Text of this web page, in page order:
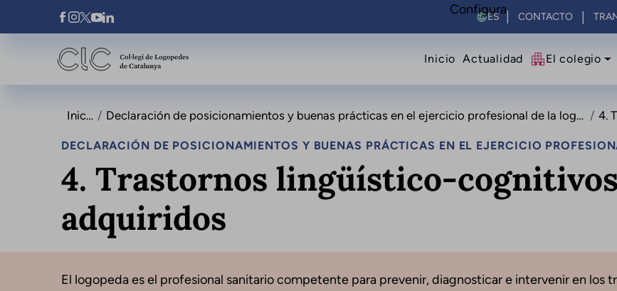
Pasar al contenido principal
Xarxes Socials Select your language
CONTACTO
Navegació
Inicio Actualidad El colegio
Inicio Declaración de posicionamientos y buenas prácticas en el ejercicio profesional de la logopedia 4.
DECLARACIÓN DE POSICIONAMIENTOS Y BUENAS PRÁCTICAS EN EL EJERCICIO
4. Trastornos lingüístico-cognitivos
adquiridos
El logopeda es el profesional sanitario competente para prevenir, diagnosticar e intervenir en los
Configura